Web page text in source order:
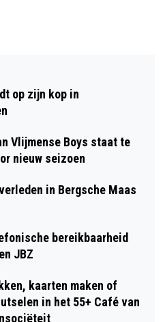
KERK
2026 -
IN NOORD
op zijn kop in
Vlijmense Boys staat te
nieuw seizoen
in Bergsche Maas
bereikbaarheid
JBZ
kaarten maken of
in het 55+ Café van